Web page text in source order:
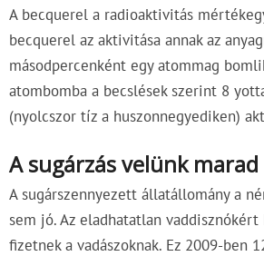
A becquerel a radioaktivitás
becquerel az aktivitása annak az
másodpercenként egy atommag
atombomba a becslések szerint 8
(nyolcszor tíz a huszonnegyediken)
A sugárzás velünk marad
A sugárszennyezett állatállomány a
sem jó. Az eladhatatlan
fizetnek a vadászoknak. Ez 2009-ben